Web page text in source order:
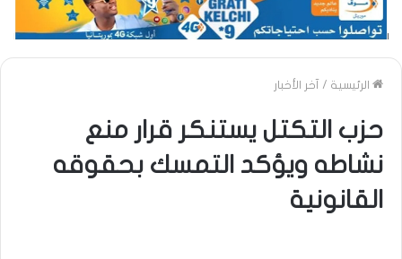
الرئيسية / آخر الأخبار
حزب التكتل يستنكر قرار منع
نشاطه ويؤكد التمسك بحقوقه
القانونية